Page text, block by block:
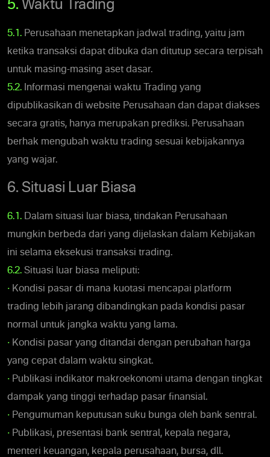
5. Waktu Trading
5.1. Perusahaan menetapkan jadwal trading, yaitu jam
ketika transaksi dapat dibuka dan ditutup secara terpisah
untuk masing-masing aset dasar.
5.2. Informasi mengenai waktu Trading yang
dipublikasikan di website Perusahaan dan dapat diakses
secara gratis, hanya merupakan prediksi. Perusahaan
berhak mengubah waktu trading sesuai kebijakannya
yang wajar.
6. Situasi Luar Biasa
6.1. Dalam situasi luar biasa, tindakan Perusahaan
mungkin berbeda dari yang dijelaskan dalam Kebijakan
ini selama eksekusi transaksi trading.
6.2. Situasi luar biasa meliputi:
• Kondisi pasar di mana kuotasi mencapai platform
trading lebih jarang dibandingkan pada kondisi pasar
normal untuk jangka waktu yang lama.
• Kondisi pasar yang ditandai dengan perubahan harga
yang cepat dalam waktu singkat.
• Publikasi indikator makroekonomi utama dengan tingkat
dampak yang tinggi terhadap pasar finansial.
• Pengumuman keputusan suku bunga oleh bank sentral.
• Publikasi, presentasi bank sentral, kepala negara,
menteri keuangan, kepala perusahaan, bursa, dll.